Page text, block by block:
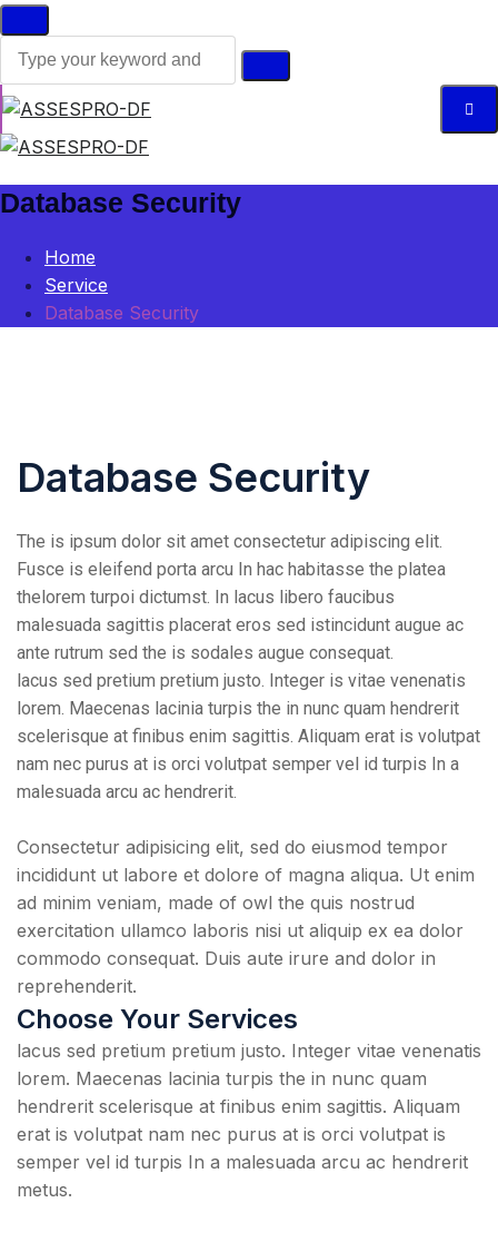
Database Security
Home
Service
Database Security
Database Security
The is ipsum dolor sit amet consectetur adipiscing elit.
Fusce is eleifend porta arcu In hac habitasse the platea
thelorem turpoi dictumst. In lacus libero faucibus
malesuada sagittis placerat eros sed istincidunt augue ac
ante rutrum sed the is sodales augue consequat.
lacus sed pretium pretium justo. Integer is vitae venenatis
lorem. Maecenas lacinia turpis the in nunc quam hendrerit
scelerisque at finibus enim sagittis. Aliquam erat is volutpat
nam nec purus at is orci volutpat semper vel id turpis In a
malesuada arcu ac hendrerit.
Consectetur adipisicing elit, sed do eiusmod tempor
incididunt ut labore et dolore of magna aliqua. Ut enim
ad minim veniam, made of owl the quis nostrud
exercitation ullamco laboris nisi ut aliquip ex ea dolor
commodo consequat. Duis aute irure and dolor in
reprehenderit.
Choose Your Services
lacus sed pretium pretium justo. Integer vitae venenatis
lorem. Maecenas lacinia turpis the in nunc quam
hendrerit scelerisque at finibus enim sagittis. Aliquam
erat is volutpat nam nec purus at is orci volutpat is
semper vel id turpis In a malesuada arcu ac hendrerit
metus.